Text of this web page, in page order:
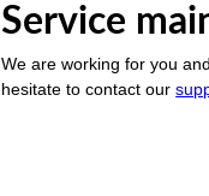
Service
We are working for you
hesitate to contact our